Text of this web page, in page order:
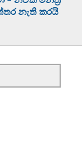
නැති කරයි